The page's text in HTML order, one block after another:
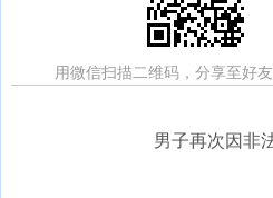
用微信扫描二维码，分享至好
男子再次因非